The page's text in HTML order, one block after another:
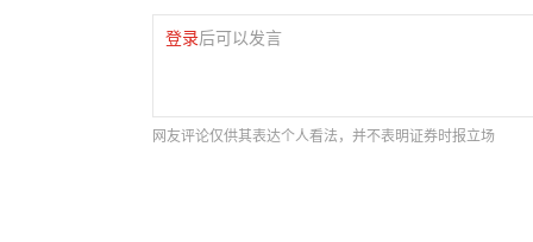
登录后可以发言
网友评论仅供其表达个人看法，并不表明证券时报立场